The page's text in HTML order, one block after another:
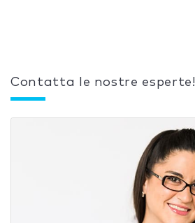
Contatta le nostre esperte!